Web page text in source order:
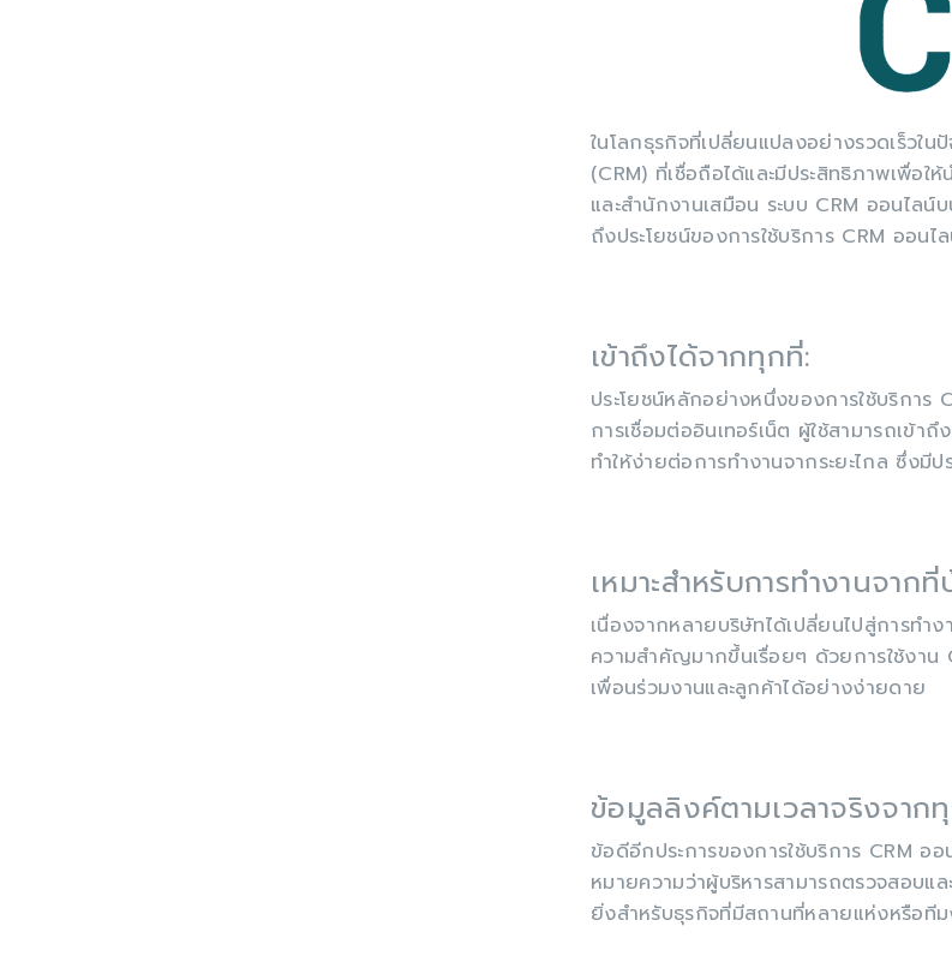
ในโลกธุรกิจที่เปลี่ยนแปลงอย่างรวดเร็วใ
(CRM) ที่เชื่อถือได้และมีประสิทธิภาพเพื่อใ
และสำนักงานเสมือน ระบบ CRM ออนไล
ถึงประโยชน์ของการใช้บริการ CRM ออน
เข้าถึงได้จากทุกที่:
ประโยชน์หลักอย่างหนึ่งของการใช้บริการ
การเชื่อมต่ออินเทอร์เน็ต ผู้ใช้สามารถเข้
ทำให้ง่ายต่อการทำงานจากระยะไกล ซึ่งมี
เหมาะสำหรับการทำงานจากที่
เนื่องจากหลายบริษัทได้เปลี่ยนไปสู่การทำ
ความสำคัญมากขึ้นเรื่อยๆ ด้วยการใช้งา
เพื่อนร่วมงานและลูกค้าได้อย่างง่ายดาย
ข้อมูลลิงค์ตามเวลาจริงจากทุ
ข้อดีอีกประการของการใช้บริการ CRM อ
หมายความว่าผู้บริหารสามารถตรวจสอบแ
ยิ่งสำหรับธุรกิจที่มีสถานที่หลายแห่งหรือทีม